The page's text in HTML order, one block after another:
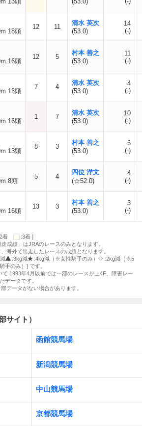
18頭
12 11
清水 英次
(53.0)
14
(-)
16頭
12 5
村本 善之
(53.0)
11
(-)
13頭
7 4
清水 英次
(53.0)
4
(-)
16頭
1 7
清水 英次
(53.0)
10
(-)
13頭
8 3
村本 善之
(53.0)
5
(-)
8頭
5 4
四位 洋文
(☆52.0)
4
(-)
16頭
13 3
村本 善之
(53.0)
3
(-)
着
:3着 ]
成績」はJRAのレースのみとなります。
海外で出走したレースの成績となります。
:3kg減 :4kg減（※女性騎手のみ）
:2kg減（※5
手のみ）] です。
1993年4月以前では一部のレースが上4F、障害レー
データです。
データがない場合があります。
サイト）
函館競馬場
新潟競馬場
中山競馬場
京都競馬場